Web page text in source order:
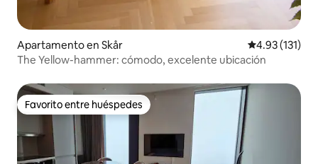
Apartamento en Skår Calificación
4.93 (131)
The Yellow-hammer: cómodo, excelente ubicación
Favorito entre huéspedes
Favorito entre huéspedes